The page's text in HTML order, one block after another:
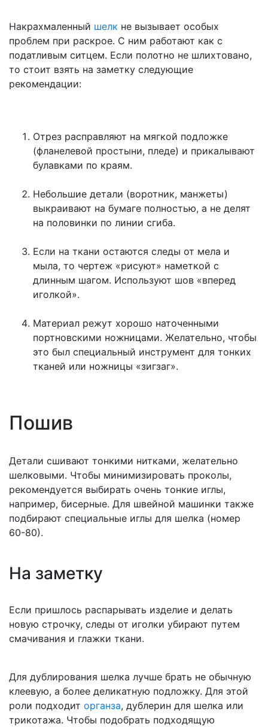
Накрахмаленныйшелкне вызывает особых
проблем при раскрое. С ним работают как с
податливым ситцем. Если полотно не шлихтовано,
то стоит взять на заметку следующие
рекомендации:
Отрез расправляют на мягкой подложке
(фланелевой простыни, пледе) и прикалывают
булавками по краям.
Небольшие детали (воротник, манжеты)
выкраивают на бумаге полностью, а не делят
на половинки по линии сгиба.
Если на ткани остаются следы от мела и
мыла, то чертеж «рисуют» наметкой с
длинным шагом. Используют шов «вперед
иголкой».
Материал режут хорошо наточенными
портновскими ножницами. Желательно, чтобы
это был специальный инструмент для тонких
тканей или ножницы «зигзаг».
Пошив
Детали сшивают тонкими нитками, желательно
шелковыми. Чтобы минимизировать проколы,
рекомендуется выбирать очень тонкие иглы,
например, бисерные. Для швейной машинки также
подбирают специальные иглы для шелка (номер
60-80).
На заметку
Если пришлось распарывать изделие и делать
новую строчку, следы от иголки убирают путем
смачивания и глажки ткани.
Для дублирования шелка лучше брать не обычную
клеевую, а более деликатную подложку. Для этой
роли подходиторганза, дублерин для шелка или
трикотажа. Чтобы подобрать подходящую